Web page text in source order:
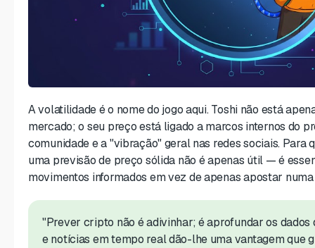
A volatilidade é o nome do jogo aqui. Toshi não está
mercado; o seu preço está ligado a marcos internos do
comunidade e a "vibração" geral nas redes sociais. Para
uma previsão de preço sólida não é apenas útil — é
movimentos informados em vez de apenas apostar
"Prever cripto não é adivinhar; é aprofundar os dados
e notícias em tempo real dão-lhe uma vantagem que